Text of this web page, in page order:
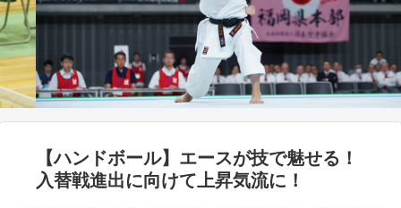
【ハンドボール】エースが技で魅せる！
入替戦進出に向けて上昇気流に！